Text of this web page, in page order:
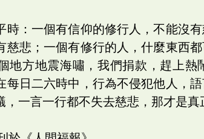
時：一個有信仰的修行人，不能沒
慈悲；一個有修行的人，什麼東西
地方地震海嘯，我們捐款，趕上
每日二六時中，行為不侵犯他人，
一言一行都不失去慈悲，那才是真